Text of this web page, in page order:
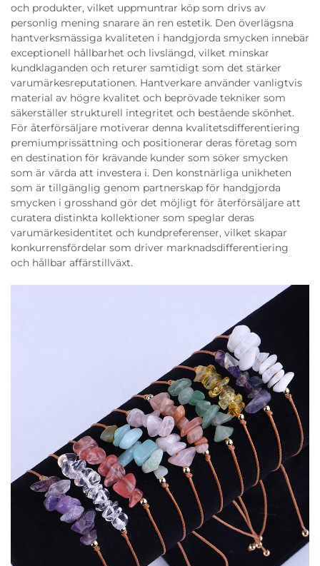
och produkter, vilket uppmuntrar köp som drivs av
personlig mening snarare än ren estetik. Den överlägsna
hantverksmässiga kvaliteten i handgjorda smycken innebär
exceptionell hållbarhet och livslängd, vilket minskar
kundklaganden och returer samtidigt som det stärker
varumärkesreputationen. Hantverkare använder vanligtvis
material av högre kvalitet och beprövade tekniker som
säkerställer strukturell integritet och bestående skönhet.
För återförsäljare motiverar denna kvalitetsdifferentiering
premiumprissättning och positionerar deras företag som
en destination för krävande kunder som söker smycken
som är värda att investera i. Den konstnärliga unikheten
som är tillgänglig genom partnerskap för handgjorda
smycken i grosshand gör det möjligt för återförsäljare att
curatera distinkta kollektioner som speglar deras
varumärkesidentitet och kundpreferenser, vilket skapar
konkurrensfördelar som driver marknadsdifferentiering
och hållbar affärstillväxt.